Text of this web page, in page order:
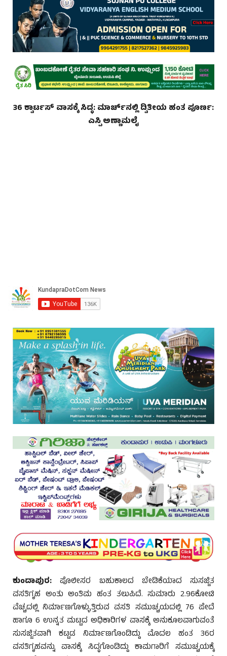
36 ಕ್ವಾರ್ಟಸ್ ವಾಸಕ್ಕೆ ಸಿದ್ಧ: ಮಾರ್ಚ್‌ನಲ್ಲಿ ದ್ವಿತೀಯ ಹಂತ ಪೂರ್ಣ:
ಎಸ್ಪಿ ಅಣ್ಣಾಮಲೈ
ಕುಂದಾಪುರ: ಪೊಲೀಸರ ಬಹುಕಾಲದ ಬೇಡಿಕೆಯಾದ ಸುಸಜ್ಜಿತ
ವಸತಿಗೃಹ ಅಂತು ಅಂತಿಮ ಹಂತ ತಲುಪಿದೆ. ಸುಮಾರು 2.96ಕೋಟಿ
ವೆಚ್ಚದಲ್ಲಿ ನಿರ್ಮಾಣಗೊಳ್ಳುತ್ತಿರುವ ವಸತಿ ಸಮುಚ್ಚಯದಲ್ಲಿ 76 ಪೇದೆ
ಹಾಗೂ 6 ಉನ್ನತ ಮಟ್ಟದ ಅಧಿಕಾರಿಗಳ ವಾಸಕ್ಕೆ ಅನುಕೂಲವಾಗುವಂತೆ
ಸುಸಜ್ಜಿತವಾಗಿ ಕಟ್ಟಡ ನಿರ್ಮಾಣಗೊಂಡಿದ್ದು ಮೊದಲ ಹಂತ 36ರ
ವಸತಿಗೃಹವನ್ನು ವಾಸಕ್ಕೆ ಸಿದ್ಧಗೊಂಡಿದ್ದು ಕಾಮಗಾರಿಗೆ ಸಮುಚ್ಚಯಕ್ಕೆ